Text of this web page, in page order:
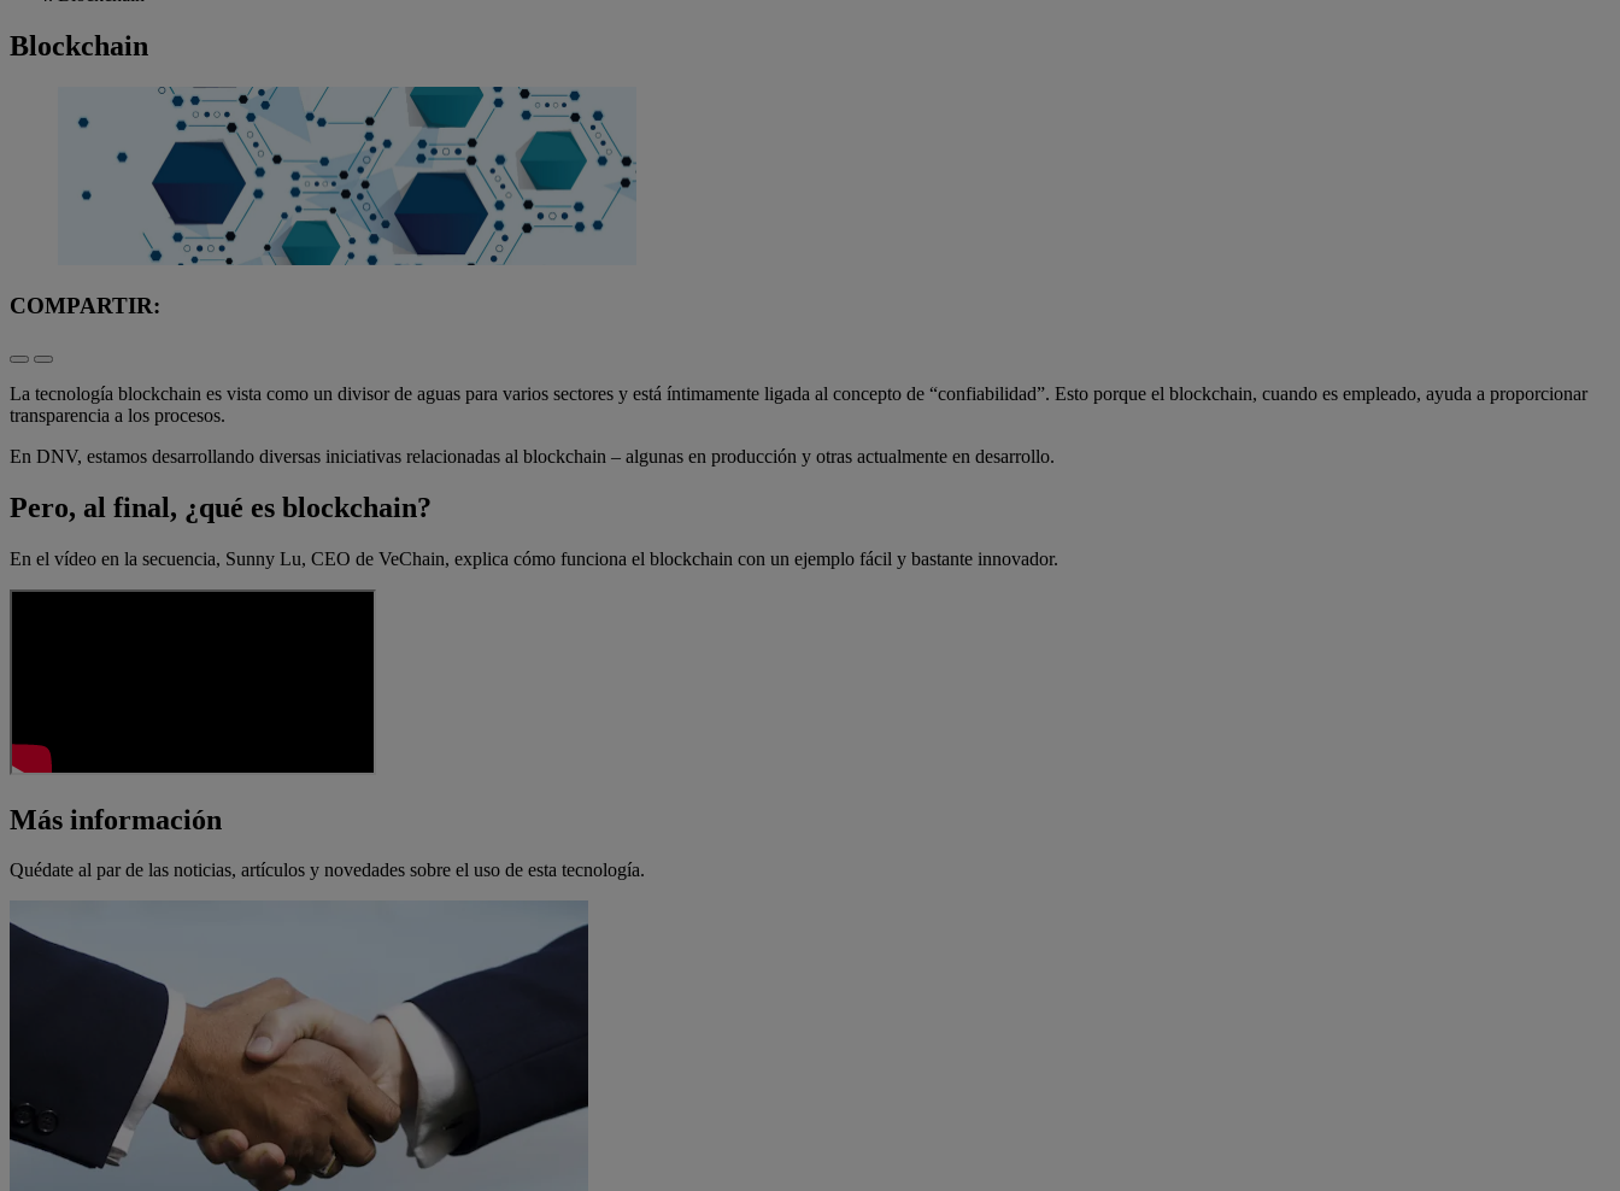
Blockchain
COMPARTIR:
La tecnología blockchain es vista como un divisor de aguas para varios sectores y está íntimamente ligada al concepto de “confiabilidad”. Esto porque el blockchain, cuando es empleado, ayuda a proporcionar
transparencia a los procesos.
En DNV, estamos desarrollando diversas iniciativas relacionadas al blockchain – algunas en producción y otras actualmente en desarrollo.
Pero, al final, ¿qué es blockchain?
En el vídeo en la secuencia, Sunny Lu, CEO de VeChain, explica cómo funciona el blockchain con un ejemplo fácil y bastante innovador.
Más información
Quédate al par de las noticias, artículos y novedades sobre el uso de esta tecnología.